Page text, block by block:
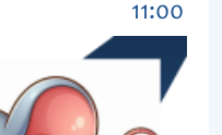
11:00